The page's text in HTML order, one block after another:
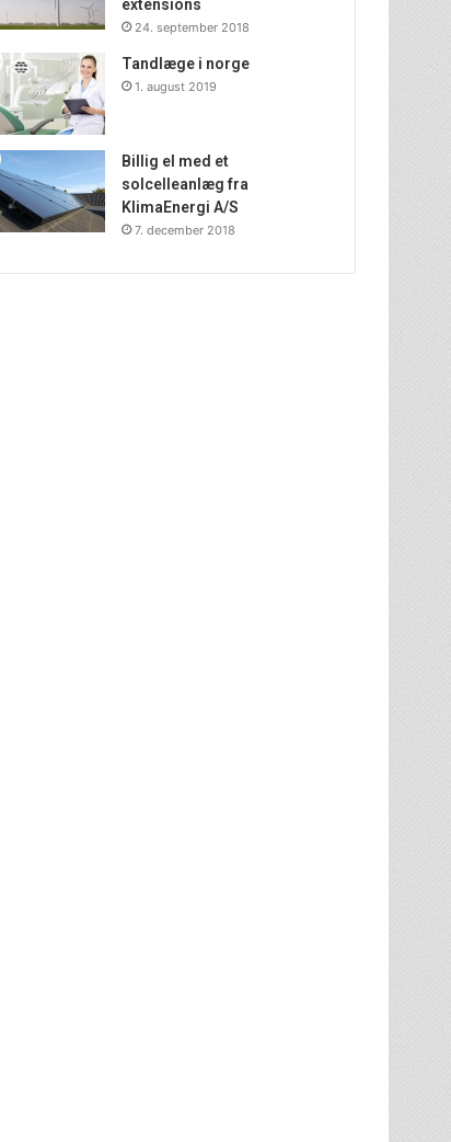
extensions
24. september 2018
Tandlæge i norge
1. august 2019
Billig el med et
solcelleanlæg fra
KlimaEnergi A/S
7. december 2018